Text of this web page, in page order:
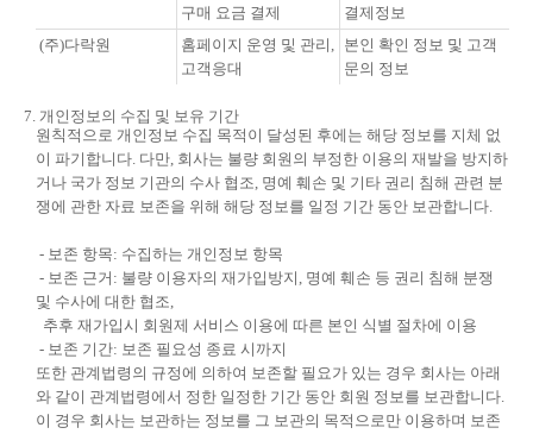
구매 요금 결제
결제정보
(주)다락원
홈페이지 운영 및 관리,
고객응대
본인 확인 정보 및 고객
문의 정보
7. 개인정보의 수집 및 보유 기간
원칙적으로 개인정보 수집 목적이 달성된 후에는 해당 정보를 지체 없
이 파기합니다. 다만, 회사는 불량 회원의 부정한 이용의 재발을 방지하
거나 국가 정보 기관의 수사 협조, 명예 훼손 및 기타 권리 침해 관련 분
쟁에 관한 자료 보존을 위해 해당 정보를 일정 기간 동안 보관합니다.
- 보존 항목: 수집하는 개인정보 항목
- 보존 근거: 불량 이용자의 재가입방지, 명예 훼손 등 권리 침해 분쟁
및 수사에 대한 협조,
추후 재가입시 회원제 서비스 이용에 따른 본인 식별 절차에 이용
- 보존 기간: 보존 필요성 종료 시까지
또한 관계법령의 규정에 의하여 보존할 필요가 있는 경우 회사는 아래
와 같이 관계법령에서 정한 일정한 기간 동안 회원 정보를 보관합니다.
이 경우 회사는 보관하는 정보를 그 보관의 목적으로만 이용하며 보존